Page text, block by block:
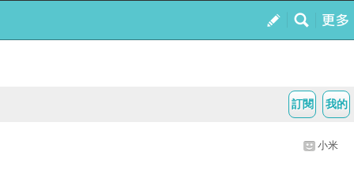
我的
訂閱
小米